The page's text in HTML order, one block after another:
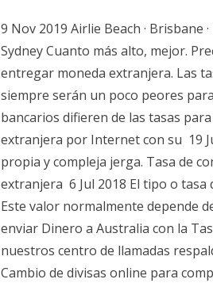
9 Nov 2019 Airlie Beach · Brisbane
Sydney Cuanto más alto, mejor.
entregar moneda extranjera. Las
siempre serán un poco peores
bancarios difieren de las tasas
extranjera por Internet con su 19
propia y compleja jerga. Tasa de
extranjera 6 Jul 2018 El tipo o tasa
Este valor normalmente depende
enviar Dinero a Australia con la
nuestros centro de llamadas
Cambio de divisas online para